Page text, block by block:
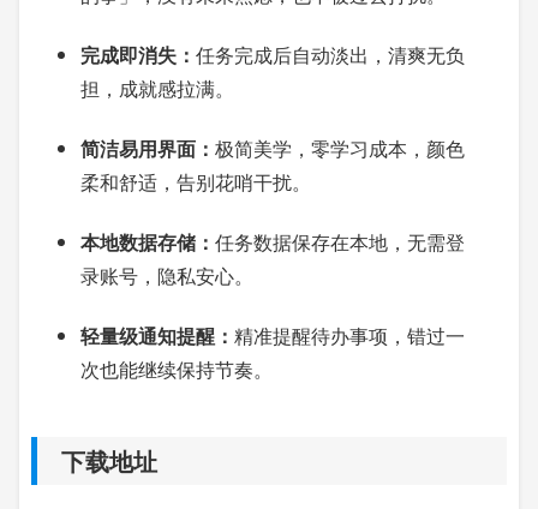
完成即消失： 任务完成后自动淡出，清爽无负
担，成就感拉满。
简洁易用界面： 极简美学，零学习成本，颜色
柔和舒适，告别花哨干扰。
本地数据存储： 任务数据保存在本地，无需登
录账号，隐私安心。
轻量级通知提醒： 精准提醒待办事项，错过一
次也能继续保持节奏。
下载地址